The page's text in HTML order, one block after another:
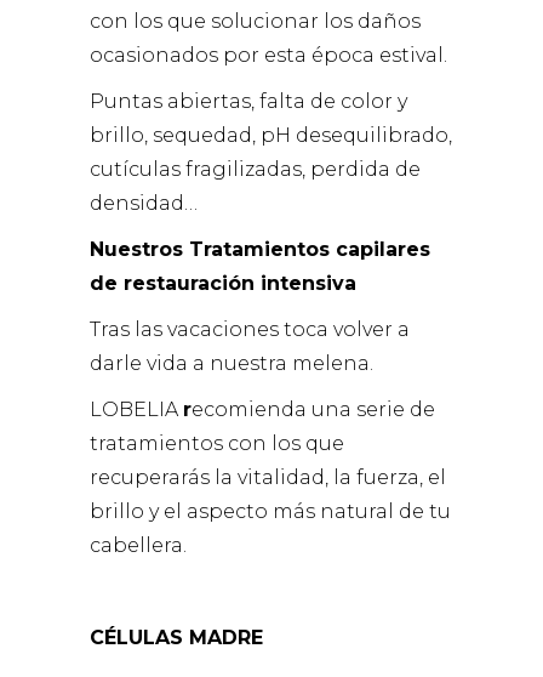
con los que solucionar los daños
ocasionados por esta época estival.
Puntas abiertas, falta de color y
brillo, sequedad, pH desequilibrado,
cutículas fragilizadas, perdida de
densidad…
Nuestros Tratamientos capilares
de restauración intensiva
Tras las vacaciones toca volver a
darle vida a nuestra melena.
LOBELIA recomienda una serie de
tratamientos con los que
recuperarás la vitalidad, la fuerza, el
brillo y el aspecto más natural de tu
cabellera.
CÉLULAS MADRE